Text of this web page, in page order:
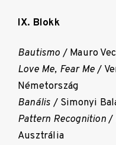
IX. Blokk
Bautismo / Mauro
Love Me, Fear Me/
Németország
Banális / Simonyi
Pattern Recognition/
Ausztrália